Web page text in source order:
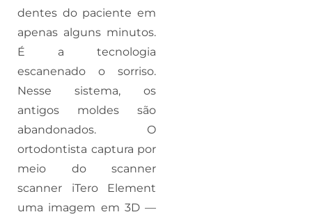
dentes do paciente em
apenas alguns minutos.
É a tecnologia
escanenado o sorriso.
Nesse sistema, os
antigos moldes são
abandonados. O
ortodontista captura por
meio do scanner
scanner iTero Element
uma imagem em 3D —